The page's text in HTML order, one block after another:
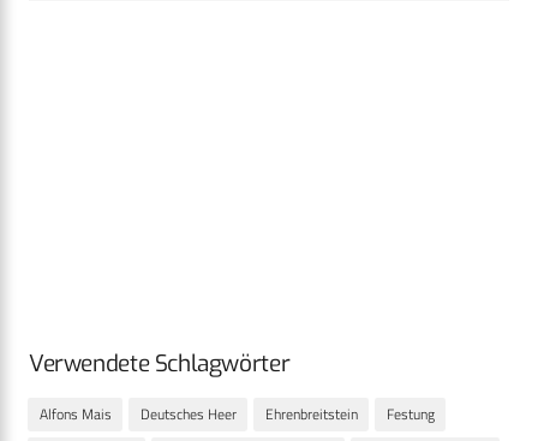
Verwendete Schlagwörter
Alfons Mais Deutsches Heer Ehrenbreitstein
Festung